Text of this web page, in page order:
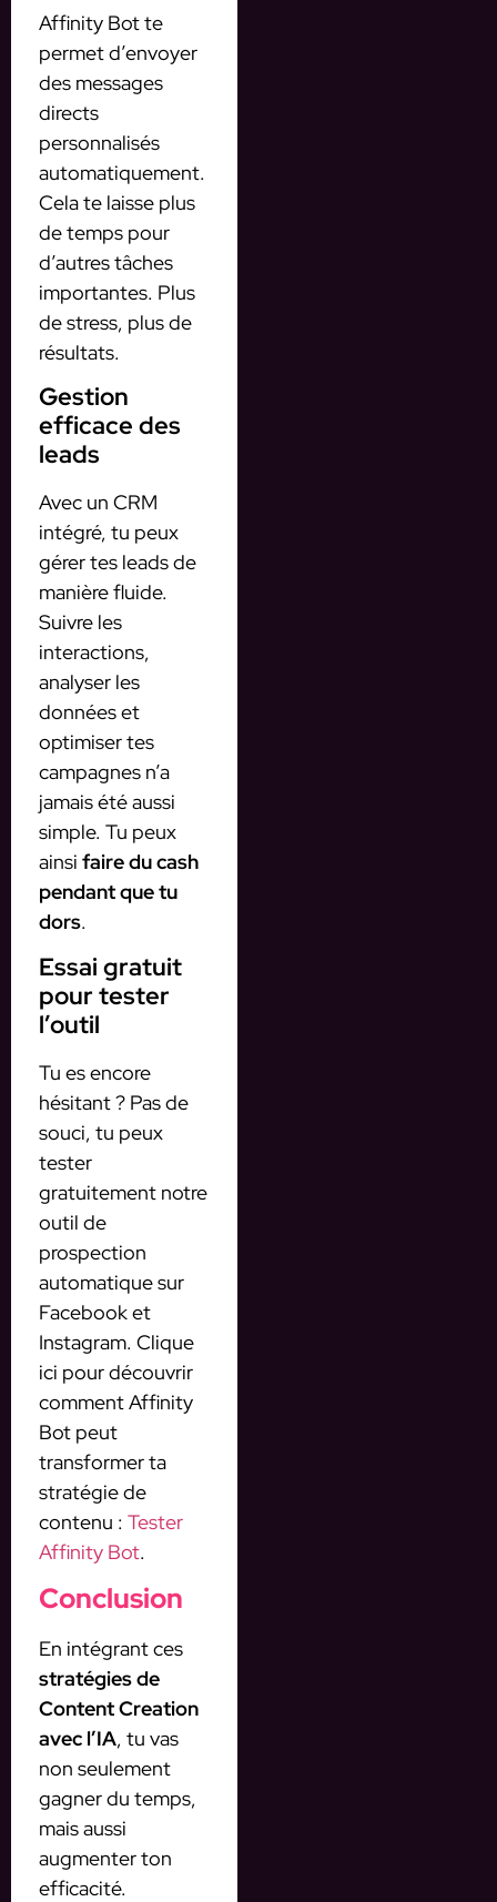
Affinity Bot te
permet d’envoyer
des messages
directs
personnalisés
automatiquement.
Cela te laisse plus
de temps pour
d’autres tâches
importantes. Plus
de stress, plus de
résultats.
Gestion
efficace des
leads
Avec un CRM
intégré, tu peux
gérer tes leads de
manière fluide.
Suivre les
interactions,
analyser les
données et
optimiser tes
campagnes n’a
jamais été aussi
simple. Tu peux
ainsi faire du cash
pendant que tu
dors.
Essai gratuit
pour tester
l’outil
Tu es encore
hésitant ? Pas de
souci, tu peux
tester
gratuitement notre
outil de
prospection
automatique sur
Facebook et
Instagram. Clique
ici pour découvrir
comment Affinity
Bot peut
transformer ta
stratégie de
contenu : Tester
Affinity Bot.
Conclusion
En intégrant ces
stratégies de
Content Creation
avec l’IA, tu vas
non seulement
gagner du temps,
mais aussi
augmenter ton
efficacité.